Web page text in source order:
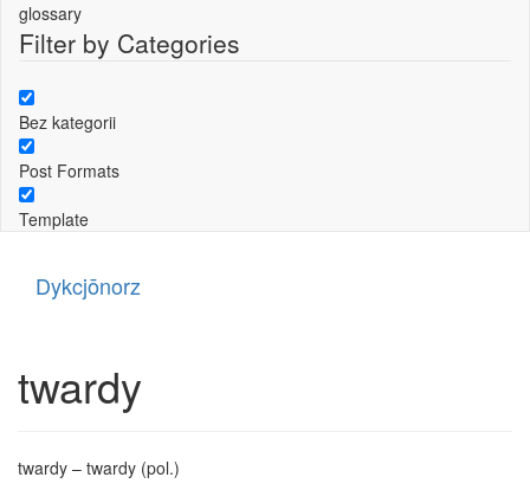
glossary
Filter by Categories
Bez kategorii
Post Formats
Template
Dykcjōnorz
twardy
twardy – twardy (pol.)